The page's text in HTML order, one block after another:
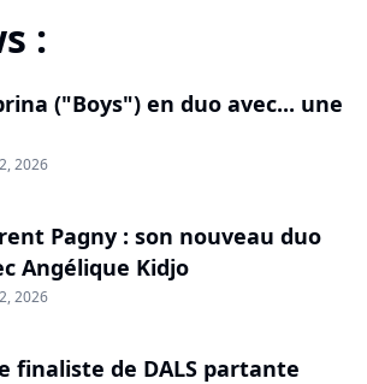
:
("Boys") en duo avec... une
2026
Pagny : son nouveau duo
Angélique Kidjo
2026
finaliste de DALS partante